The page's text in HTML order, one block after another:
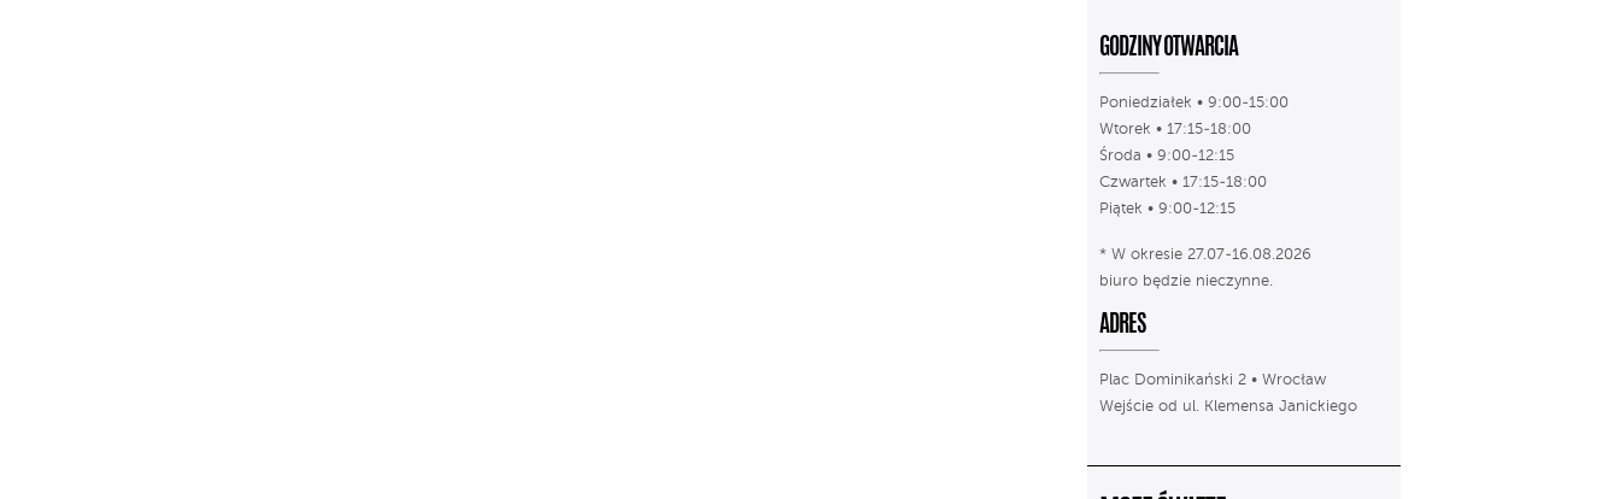
GODZINY OTWARCIA
Poniedziałek • 9:00-15:00
Wtorek • 17:15-18:00
Środa • 9:00-12:15
Czwartek • 17:15-18:00
Piątek • 9:00-12:15
* W okresie 27.07-16.08.2026
biuro będzie nieczynne.
ADRES
Plac Dominikański 2 • Wrocław
Wejście od ul. Klemensa Janickiego